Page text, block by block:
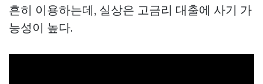
흔히 이용하는데, 실상은 고금리 대출에 사기 가
능성이 높다.